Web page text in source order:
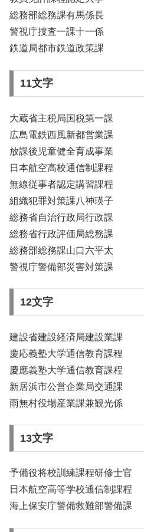
総務部総務課有馬係長
警視庁捜査一課十一係
鉄道局都市鉄道政策課
11文字
大蔵省主税局国税第一課
広島電鉄西風新都営業課
放課後児童健全育成事業
日本航空高校通信制課程
無線従事者認定講習課程
組織犯罪対策課八神瑛子
総務省自治行政局行政課
総務省行政評価局総務課
総務部総務課山口六平太
警視庁警備部災害対策課
12文字
建設省建設経済局建設業課
慶応義塾大学通信教育課程
慶應義塾大学通信教育課程
新居浜市公営企業局交通課
雨無村役場産業課兼観光係
13文字
予備役将校訓練課程研修士官
日本航空高等学校通信制課程
海上保安庁警備救難部警備課